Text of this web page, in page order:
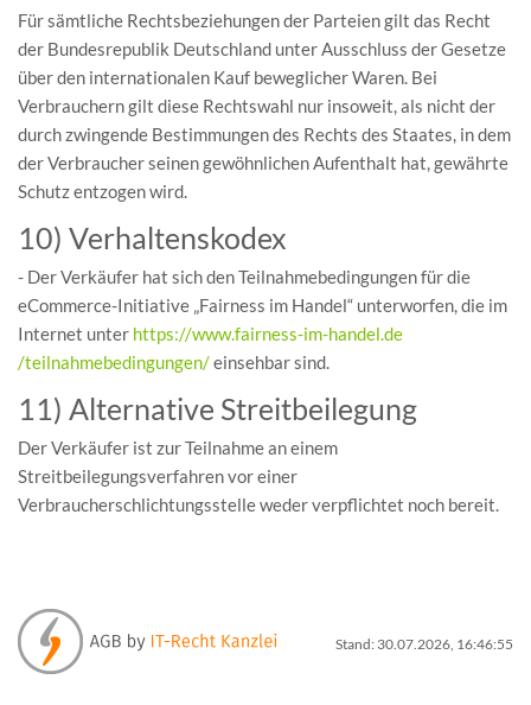
Für sämtliche Rechtsbeziehungen der Parteien gilt das Recht
der Bundesrepublik Deutschland unter Ausschluss der Gesetze
über den internationalen Kauf beweglicher Waren. Bei
Verbrauchern gilt diese Rechtswahl nur insoweit, als nicht der
durch zwingende Bestimmungen des Rechts des Staates, in dem
der Verbraucher seinen gewöhnlichen Aufenthalt hat, gewährte
Schutz entzogen wird.
10) Verhaltenskodex
- Der Verkäufer hat sich den Teilnahmebedingungen für die
eCommerce-Initiative „Fairness im Handel“ unterworfen, die im
Internet unter https://www.fairness-im-handel.de
/teilnahmebedingungen/einsehbar sind.
11) Alternative Streitbeilegung
Der Verkäufer ist zur Teilnahme an einem
Streitbeilegungsverfahren vor einer
Verbraucherschlichtungsstelle weder verpflichtet noch bereit.
Stand: 30.07.2026, 16:46:55